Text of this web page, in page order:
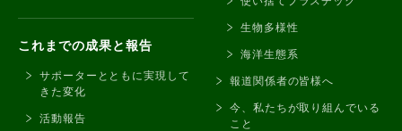
これまでの成果と報告
サポーターとともに実現して
きた変化
活動報告
生物多様性
海洋生態系
報道関係者の皆様へ
今、私たちが取り組んでいる
こと